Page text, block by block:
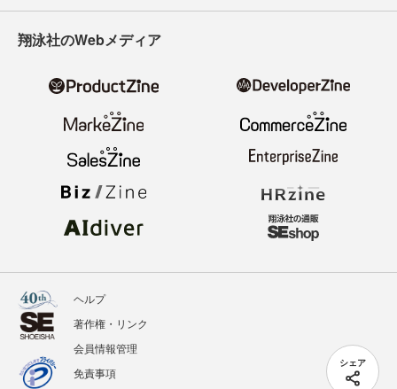
シェア
翔泳社のWebメディア
ヘルプ
著作権・リンク
会員情報管理
免責事項